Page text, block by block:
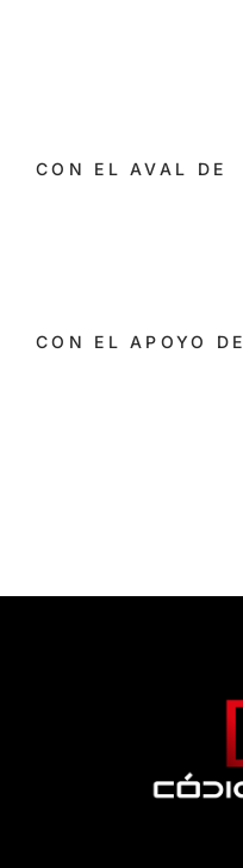
CON EL AVAL DE
CON EL APOYO DE